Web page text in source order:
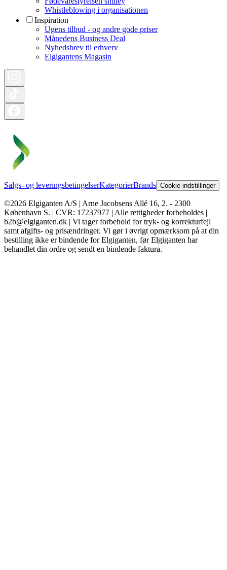
Whistleblowing i organisationen
Inspiration
Ugens tilbud - og andre gode priser
Månedens Business Deal
Nyhedsbrev til erhverv
Elgigantens Magasin
Salgs- og leveringsbetingelserKategorierBrands Cookie indstillinger
©2026 Elgiganten A/S | Arne Jacobsens Allé 16, 2. - 2300
København S. | CVR: 17237977 | Alle rettigheder forbeholdes |
b2b@elgiganten.dk | Vi tager forbehold for tryk- og korrekturfejl
samt afgifts- og prisændringer. Vi gør i øvrigt opmærksom på at din
bestilling ikke er bindende for Elgiganten, før Elgiganten har
behandlet din ordre og sendt en bindende faktura.